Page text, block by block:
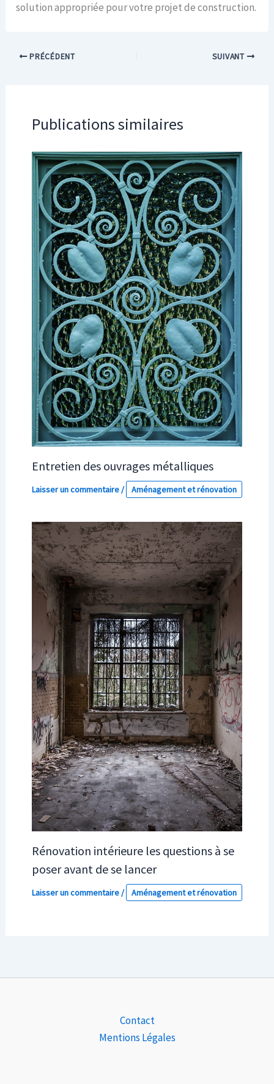
solution appropriée pour votre projet de construction.
PRÉCÉDENT SUIVANT
Publications similaires
Entretien des ouvrages métalliques
Laisser un commentaire/ Aménagement et rénovation
Rénovation intérieure les questions à se
poser avant de se lancer
Laisser un commentaire/ Aménagement et rénovation
Contact
Mentions Légales